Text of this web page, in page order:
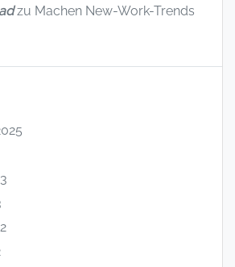
zu Machen New-Work-Trends